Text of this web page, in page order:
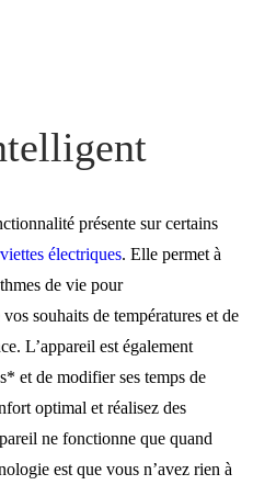
présente sur certains
électriques. Elle permet à
de vie pour
souhaits de températures et de
L’appareil est également
et de modifier ses temps de
optimal et réalisez des
ne fonctionne que quand
est que vous n’avez rien à